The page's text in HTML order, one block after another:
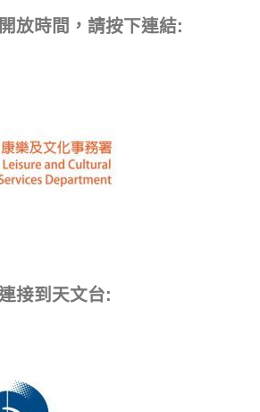
放時間，請按下連結:
接到天文台: